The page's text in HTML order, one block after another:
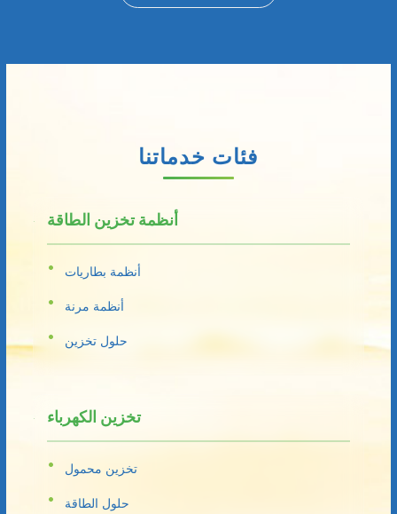
فئات خدماتنا
أنظمة تخزين الطاقة
أنظمة بطاريات
أنظمة مرنة
حلول تخزين
تخزين الكهرباء
تخزين محمول
حلول الطاقة